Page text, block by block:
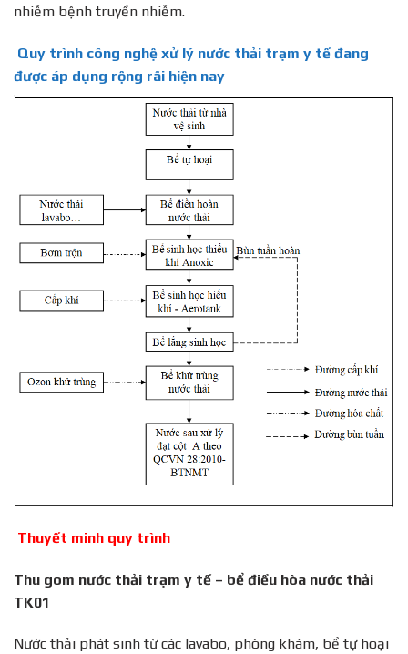
nhiễm bệnh truyền nhiễm.
Quy trình công nghệ xử lý nước thải trạm y tế đang
được áp dụng rộng rãi hiện nay
Thuyết minh quy trình
Thu gom nước thải trạm y tế – bể điều hòa nước thải
TK01
Nước thải phát sinh từ các lavabo, phòng khám, bể tự hoại